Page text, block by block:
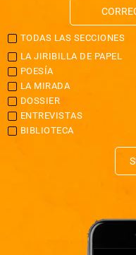
TODAS LAS SECCIONES
LA JIRIBILLA DE PAPEL
POESÍA
LA MIRADA
DOSSIER
ENTREVISTAS
BIBLIOTECA